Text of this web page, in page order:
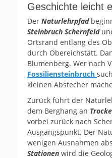
Geschichte leicht
Der Naturlehrpfad
Steinbruch Schernfeld
Ortsrand entlang des
durch Obereichstätt.
Blumenberg. Wer nach
Fossiliensteinbruch
kleinen Abstecher
Zurück führt der
dem Berghang an
vorbei zurück nach
Ausgangspunkt. Der
wenigen Ausnahmen
Stationen wird die